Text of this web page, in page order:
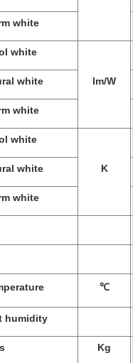
white
white
lm/W
white
white
white
K
white
white
℃
humidity
Kg